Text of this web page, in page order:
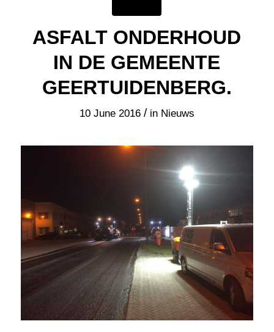
AWS Asfaltwerken heeft dit jaar een
mooie opdracht ontvangen voor de
uitvoering van asfalt onderhoud in de
gemeente Geertuidenberg.
In de afgelopen periode zijn daarom op
diverse wegen binnen de gemeente